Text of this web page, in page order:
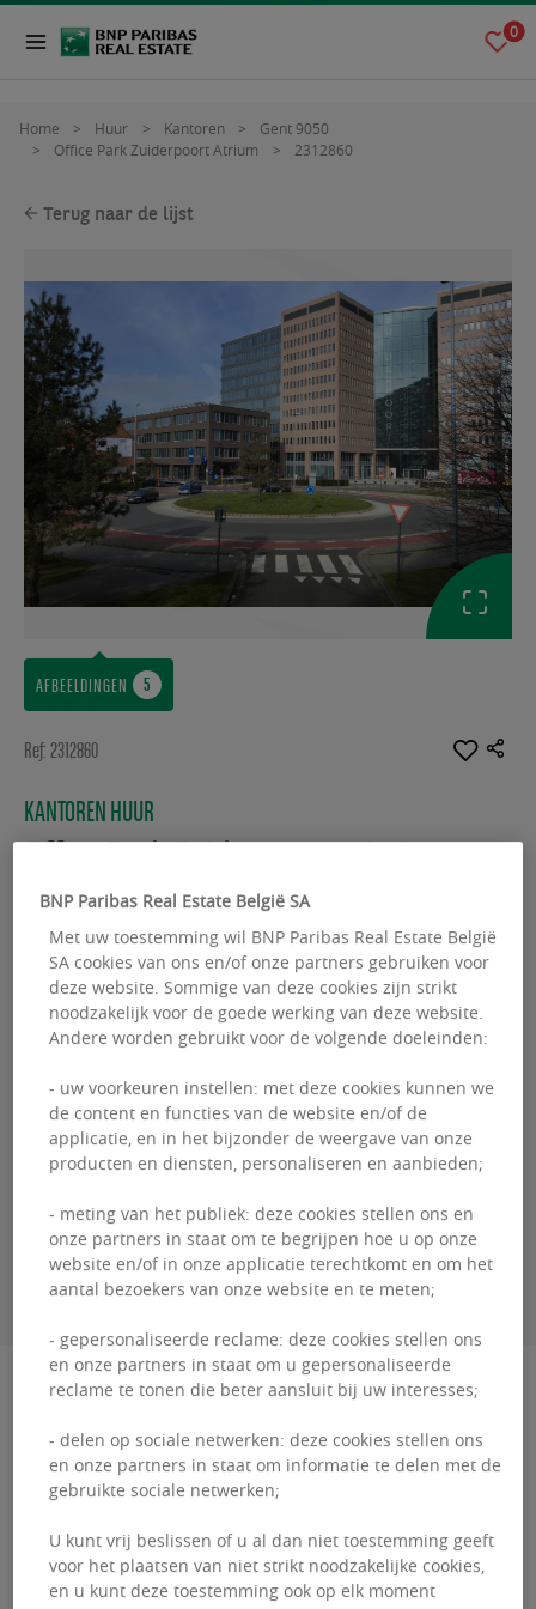
0
Home Huur Kantoren
Gent 9050
Office Park Zuiderpoort Atrium
2312860
Terug naar de lijst
AFBEELDINGEN
Ref: 2312860
KANTOREN HUUR
Office Park Zuiderpoort – Atrium
Gaston Crommenlaan 4-6 - 9050 Gent
Beschikbare oppervlakte :
8075.00 m²
From : 434.00 m²
GuillaumeDEWAEL
+3226431035
CONTACTEER MIJ
Beschrijving
Het Office Park Zuiderpoort (Atrium Gebouw),
gelegen aan de Gaston Crommenlaan 4-6 in
Gent, strategisch gepositioneerd nabij de E17 en
E40-snelwegen. ...
Het
BNP Paribas Real Estate België SA
Met uw toestemming wil BNP Paribas Real Estate België
SA cookies van ons en/of onze partners gebruiken voor
deze website. Sommige van deze cookies zijn strikt
noodzakelijk voor de goede werking van deze website.
Andere worden gebruikt voor de volgende doeleinden:
- uw voorkeuren instellen: met deze cookies kunnen we
de content en functies van de website en/of de
applicatie, en in het bijzonder de weergave van onze
producten en diensten, personaliseren en aanbieden;
- meting van het publiek: deze cookies stellen ons en
onze partners in staat om te begrijpen hoe u op onze
website en/of in onze applicatie terechtkomt en om het
aantal bezoekers van onze website en te meten;
- gepersonaliseerde reclame: deze cookies stellen ons
en onze partners in staat om u gepersonaliseerde
reclame te tonen die beter aansluit bij uw interesses;
- delen op sociale netwerken: deze cookies stellen ons
en onze partners in staat om informatie te delen met de
gebruikte sociale netwerken;
U kunt vrij beslissen of u al dan niet toestemming geeft
voor het plaatsen van niet strikt noodzakelijke cookies,
en u kunt deze toestemming ook op elk moment